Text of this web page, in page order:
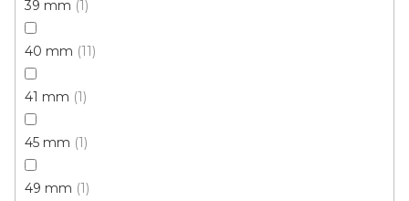
39 mm 1
40 mm 11
41 mm 1
45 mm 1
49 mm 1
50 Kč / mb
17271/0031 ořech